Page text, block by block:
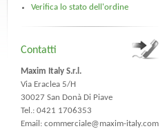
Verifica lo stato dell'ordine
Contatti
Maxim Italy S.r.l.
Via Eraclea 5/H
30027 San Donà Di Piave
Tel.: 0421 1706353
Email: commerciale@maxim-italy.com